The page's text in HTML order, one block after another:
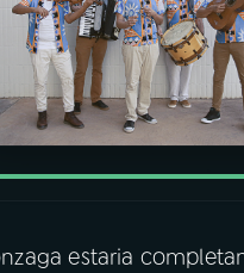
estaria